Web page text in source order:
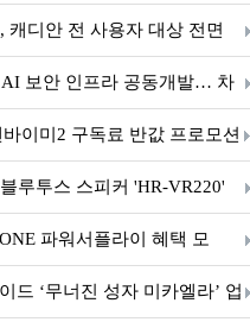
디안 전 사용자 대상 전면
보안 인프라 공동개발… 차
이미2 구독료 반값 프로모션
루투스 스피커 'HR-VR220'
파워서플라이 혜택 모
드 ‘무너진 성자 미카엘라’ 업